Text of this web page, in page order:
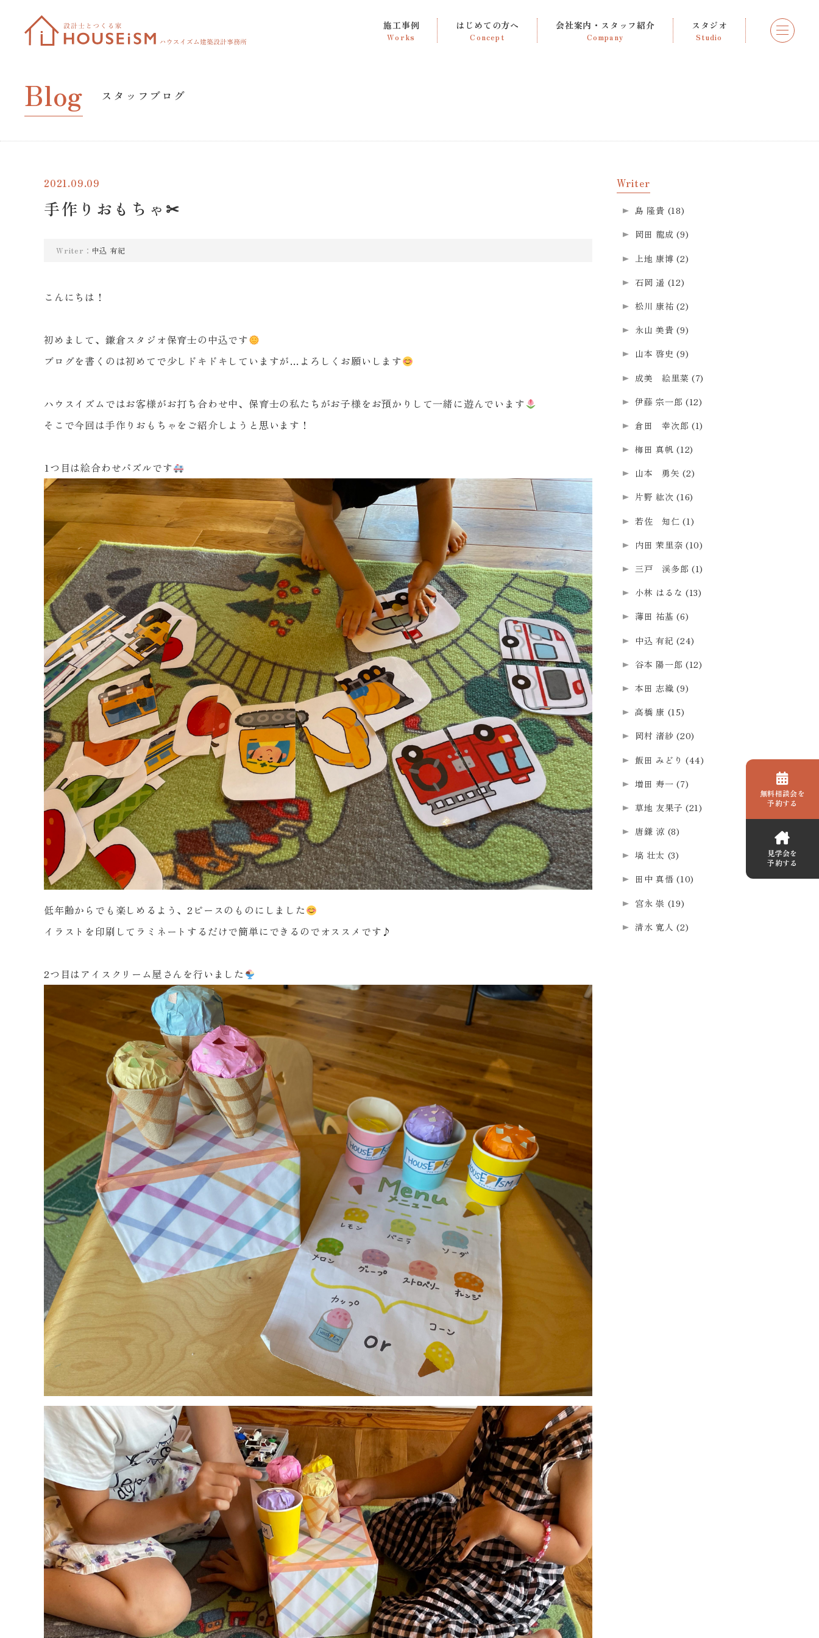
施工事例
Works
はじめての方へ
Concept
会社案内・スタッフ紹介
Company
スタジオ
Studio
Blog スタッフブログ
2021.09.09
手作りおもちゃ✂
Writer： 中込 有紀
こんにちは！
初めまして、鎌倉スタジオ保育士の中込です
ブログを書くのは初めてで少しドキドキしていますが…よろしくお願いします
ハウスイズムではお客様がお打ち合わせ中、保育士の私たちがお子様をお預かりして一緒に遊んでいます
そこで今回は手作りおもちゃをご紹介しようと思います！
1つ目は絵合わせパズルです
低年齢からでも楽しめるよう、2 ピースのものにしました
イラストを印刷してラミネートするだけで簡単にできるのでオススメです♪
2つ目はアイスクリーム屋さんを行いました
Writer
島 隆貴 (18)
岡田 龍成 (9)
上地 康博 (2)
石岡 遥 (12)
松川 康祐 (2)
永山 美貴 (9)
山本 啓史 (9)
成美 絵里菜 (7)
伊藤 宗一郎 (12)
倉田 幸次郎 (1)
梅田 真帆 (12)
山本 勇矢 (2)
片野 紘次 (16)
若佐 知仁 (1)
内田 茉里奈 (10)
三戸 渓多郎 (1)
小林 はるな (13)
薄田 祐基 (6)
中込 有紀 (24)
谷本 陽一郎 (12)
本田 志織 (9)
高橋 康 (15)
岡村 渚紗 (20)
飯田 みどり (44)
増田 寿一 (7)
草地 友果子 (21)
唐鎌 涼 (8)
塙 壮太 (3)
田中 真悟 (10)
宮永 崇 (19)
清水 寛人 (2)
無料相談会を
予約する
見学会を
予約する